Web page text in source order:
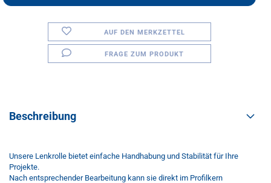
AUF DEN MERKZETTEL
FRAGE ZUM PRODUKT
Beschreibung
Unsere Lenkrolle bietet einfache Handhabung und Stabilität für Ihre
Projekte.
Nach entsprechender Bearbeitung kann sie direkt im Profilkern